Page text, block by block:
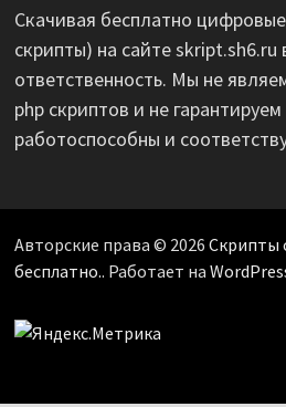
Скачивая бесплатно
скрипты) на сайте skript.sh6.ru
ответственность. Мы не
php скриптов и не
работоспособны и
Авторские права © 2026 Скрипты
бесплатно.. Работает на